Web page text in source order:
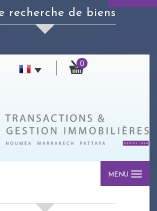
recherche de biens
0
MENU